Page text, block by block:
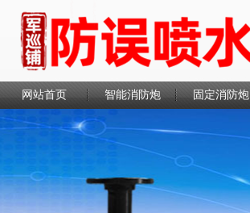
网站首页 智能消防炮 固定消防炮
联系我们